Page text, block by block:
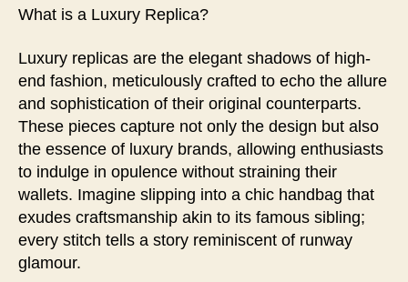
What is a Luxury Replica?
Luxury replicas are the elegant shadows of high-
end fashion, meticulously crafted to echo the allure
and sophistication of their original counterparts.
These pieces capture not only the design but also
the essence of luxury brands, allowing enthusiasts
to indulge in opulence without straining their
wallets. Imagine slipping into a chic handbag that
exudes craftsmanship akin to its famous sibling;
every stitch tells a story reminiscent of runway
glamour.